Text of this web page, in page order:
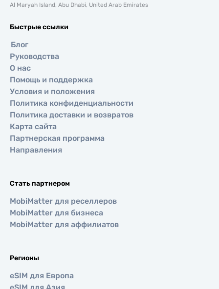
Al Maryah Island, Abu Dhabi, United Arab Emirates
Быстрые ссылки
Блог
Руководства
О нас
Помощь и поддержка
Условия и положения
Политика конфиденциальности
Политика доставки и возвратов
Карта сайта
Партнерская программа
Направления
Стать партнером
MobiMatter для реселлеров
MobiMatter для бизнеса
MobiMatter для аффилиатов
Регионы
eSIM для Европа